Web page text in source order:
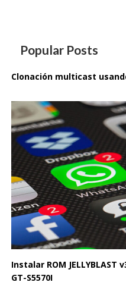
Popular Posts
Clonación multicast
Instalar ROM JELLYBLAST
GT-S5570I